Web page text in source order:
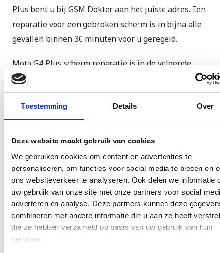
Toestemming Details Over
Deze website maakt gebruik van cookies
We gebruiken cookies om content en advertenties te
personaliseren, om functies voor social media te bieden en
ons websiteverkeer te analyseren. Ook delen we informatie
uw gebruik van onze site met onze partners voor social
adverteren en analyse. Deze partners kunnen deze
combineren met andere informatie die u aan ze heeft
die ze hebben verzameld op basis van uw gebruik van hun
services.
Plus bent u bij GSM Dokter aan het juiste adres. Een
reparatie voor een gebroken scherm is in bijna alle
gevallen binnen 30 minuten voor u geregeld.
Moto G4 Plus scherm reparatie is in de volgende
gevallen van toepassing:
Uw scherm laten vervangen wegens een
ongeluk of onjuist gebruik.
door drukschade.
Het scherm reageert niet meer en/of uw
Motorola blijft volledig zwart.
U heeft een vlek op het LCD scherm waardoor
uw weergave niet meer goed is.
Als uw toestel behalve aan het scherm ook nog
andere schades heeft, vindt u hieronder wat de